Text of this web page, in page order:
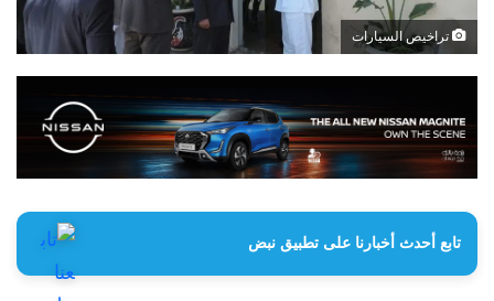
تراخيص السيارات
تابع أحدث أخبارنا على تطبيق نبض